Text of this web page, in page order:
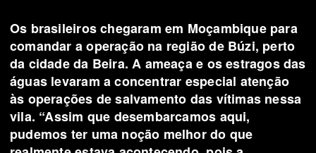
Os brasileiros chegaram em Moçambique para
comandar a operação na região de Búzi, perto
da cidade da Beira. A ameaça e os estragos das
águas levaram a concentrar especial atenção
às operações de salvamento das vítimas nessa
vila. “Assim que desembarcamos aqui,
pudemos ter uma noção melhor do que